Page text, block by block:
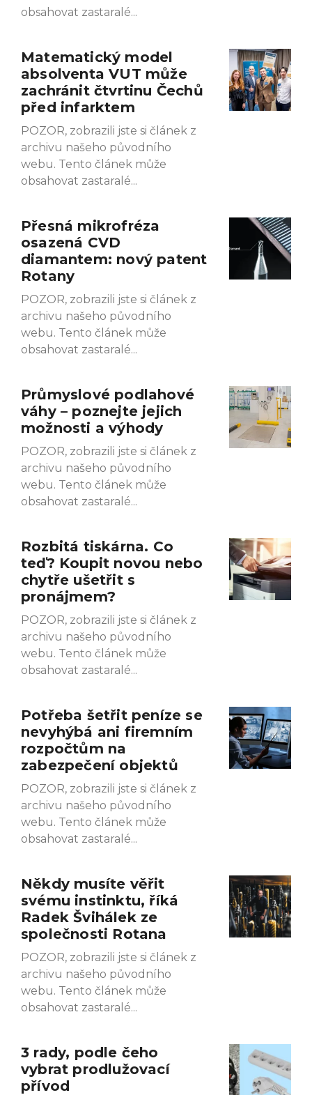
obsahovat zastaralé
Matematický model
absolventa VUT může
zachránit čtvrtinu Čechů
před infarktem
POZOR, zobrazili jste si článek z
archivu našeho původního
webu. Tento článek může
obsahovat zastaralé
Přesná mikrofréza
osazená CVD
diamantem: nový patent
Rotany
POZOR, zobrazili jste si článek z
archivu našeho původního
webu. Tento článek může
obsahovat zastaralé
Průmyslové podlahové
váhy – poznejte jejich
možnosti a výhody
POZOR, zobrazili jste si článek z
archivu našeho původního
webu. Tento článek může
obsahovat zastaralé
Rozbitá tiskárna. Co
teď? Koupit novou nebo
chytře ušetřit s
pronájmem?
POZOR, zobrazili jste si článek z
archivu našeho původního
webu. Tento článek může
obsahovat zastaralé
Potřeba šetřit peníze se
nevyhýbá ani firemním
rozpočtům na
zabezpečení objektů
POZOR, zobrazili jste si článek z
archivu našeho původního
webu. Tento článek může
obsahovat zastaralé
Někdy musíte věřit
svému instinktu, říká
Radek Švihálek ze
společnosti Rotana
POZOR, zobrazili jste si článek z
archivu našeho původního
webu. Tento článek může
obsahovat zastaralé
3 rady, podle čeho
vybrat prodlužovací
přívod